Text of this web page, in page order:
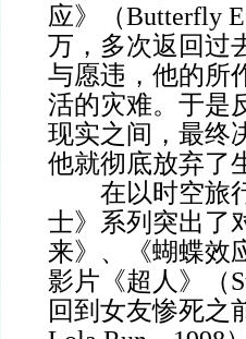
应》（Butterfly
万，多次返回过
与愿违，他的所
活的灾难。于是
现实之间，最终
他就彻底放弃了
在以时空旅行
士》系列突出了
来》、《蝴蝶效
影片《超人》（
回到女友惨死之